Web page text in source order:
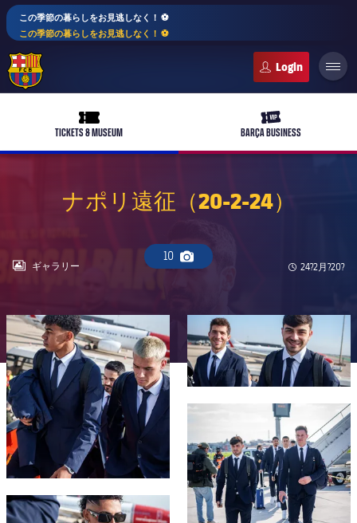
この季節の暮らしをお見逃しなく！ ⚽️
この季節の暮らしをお見逃しなく！ ⚽️
ticket-full
TICKETS & MUSEUM
ticket-vip
BARÇA BUSINESS
plusicon
label.aria.plus
plusicon
label.aria.plus
10年毎
会長
レジェンド
監督
plusicon
label.aria.plus
プレスパス
スケジュール
チケット
結果
順位表
バルサAtlètic
plusicon
label.aria.plus
スケジュール
チケット
結果
順位表
PLUSICON
LABEL.ARIA.PLUS
トップチーム
plusicon
label.aria.plus
スケジュール
チケット
PLUSICON
LABEL.ARIA.PLUS
トップチーム
plusicon
label.aria.plus
ナポリ遠征（20-2-24）
10
Camera icon
LABEL.ARIA.GALLERY
ギャラリー Published
24?2月?20?
FC Barcelona club badge
FC Barcelona club badge
FC Barcelona club badge
FC Barcelona club badge